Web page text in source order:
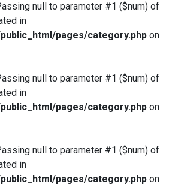
null to parameter #1 ($num) of
in
pages/category.php on
null to parameter #1 ($num) of
in
pages/category.php on
null to parameter #1 ($num) of
in
pages/category.php on